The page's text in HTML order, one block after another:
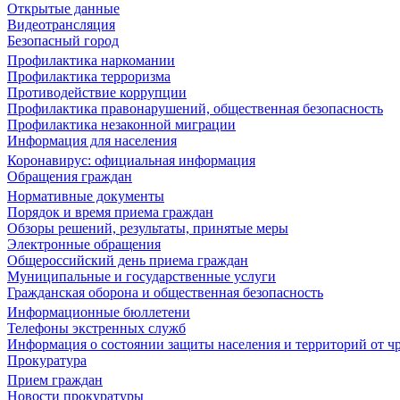
Открытые данные
Видеотрансляция
Безопасный город
Профилактика наркомании
Профилактика терроризма
Противодействие коррупции
Профилактика правонарушений, общественная безопасность
Профилактика незаконной миграции
Информация для населения
Коронавирус: официальная информация
Обращения граждан
Нормативные документы
Порядок и время приема граждан
Обзоры решений, результаты, принятые меры
Электронные обращения
Общероссийский день приема граждан
Муниципальные и государственные услуги
Гражданская оборона и общественная безопасность
Информационные бюллетени
Телефоны экстренных служб
Информация о состоянии защиты населения и территорий от
Прокуратура
Прием граждан
Новости прокуратуры